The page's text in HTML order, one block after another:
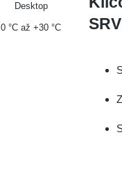
Desktop
0 °С až +30 °С